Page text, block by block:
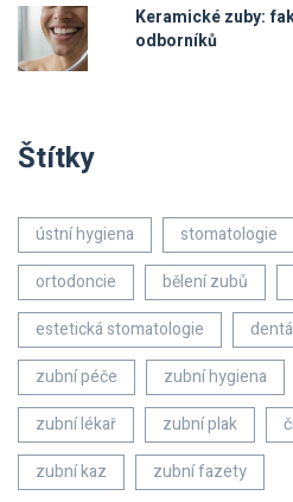
Keramické zuby:
odborníků
Štítky
ústní hygiena stomatologie
ortodoncie
bělení zubů
estetická stomatologie
zubní péče
zubní hygiena
zubní lékař
zubní plak
zubní kaz
zubní fazety